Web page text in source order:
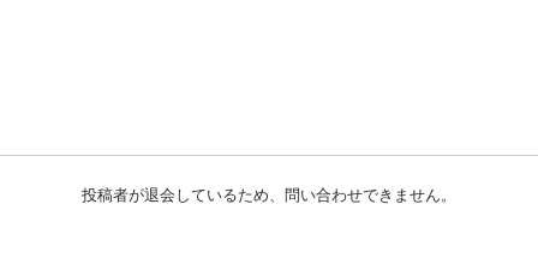
投稿者が退会しているため、問い合わせできません。